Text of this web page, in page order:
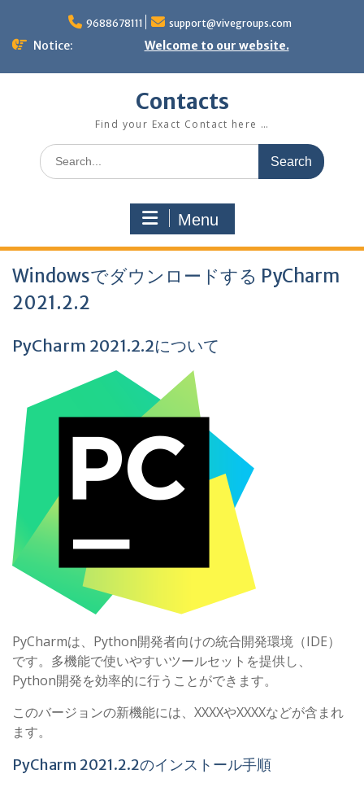
content
9688678111 support@vivegroups.com
Notice: Welcome to our website.
Contacts
Find your Exact Contact here …
Search
for:
Menu
Windowsでダウンロードする PyCharm
2021.2.2
PyCharm 2021.2.2について
PyCharmは、Python開発者向けの統合開発環境（IDE）
です。多機能で使いやすいツールセットを提供し、
Python開発を効率的に行うことができます。
このバージョンの新機能には、XXXXやXXXXなどが含まれ
ます。
PyCharm 2021.2.2のインストール手順